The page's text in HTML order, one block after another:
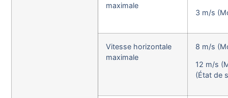
maximale
3 m/s
Vitesse horizontale
maximale
8 m/s
12 m/s
(État de